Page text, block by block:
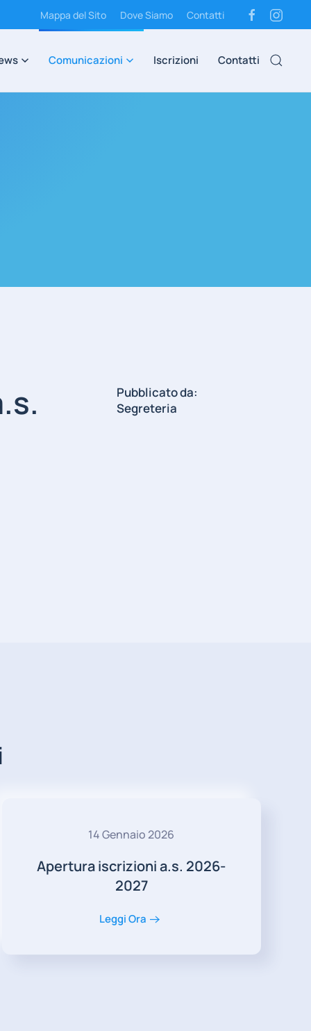
Mappa del Sito Dove Siamo Contatti
Comunicazioni Iscrizioni Contatti
Pubblicato da:
Segreteria
14 Gennaio 2026
Apertura iscrizioni a.s. 2026-
2027
Leggi Ora